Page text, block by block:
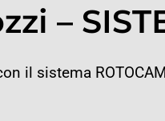
–
il sistema ROTOCAM